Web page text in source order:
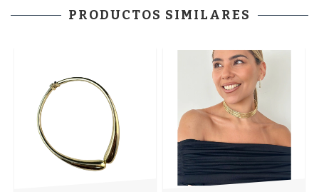
PRODUCTOS SIMILARES